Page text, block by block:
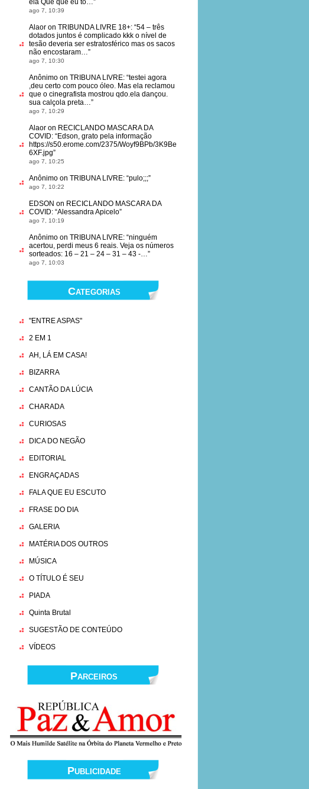
ela Que que eu tô…”
ago 7, 10:39
Alaor on TRIBUNDA LIVRE 18+: “54 – três
dotados juntos é complicado kkk o nível de
tesão deveria ser estratosférico mas os sacos
não encostaram…”
ago 7, 10:30
Anônimo on TRIBUNA LIVRE: “testei agora
,deu certo com pouco óleo. Mas ela reclamou
que o cinegrafista mostrou qdo.ela dançou.
sua calçola preta…”
ago 7, 10:29
Alaor on RECICLANDO MASCARA DA
COVID: “Edson, grato pela informação
https://s50.erome.com/2375/Woyf9BPb/3K9Be
6XF.jpg”
ago 7, 10:25
Anônimo on TRIBUNA LIVRE: “pulo;;;”
ago 7, 10:22
EDSON on RECICLANDO MASCARA DA
COVID: “Alessandra Apicelo”
ago 7, 10:19
Anônimo on TRIBUNA LIVRE: “ninguém
acertou, perdi meus 6 reais. Veja os números
sorteados: 16 – 21 – 24 – 31 – 43 -…”
ago 7, 10:03
Categorias
"ENTRE ASPAS"
2 EM 1
AH, LÁ EM CASA!
BIZARRA
CANTÃO DA LÚCIA
CHARADA
CURIOSAS
DICA DO NEGÃO
EDITORIAL
ENGRAÇADAS
FALA QUE EU ESCUTO
FRASE DO DIA
GALERIA
MATÉRIA DOS OUTROS
MÚSICA
O TÍTULO É SEU
PIADA
Quinta Brutal
SUGESTÃO DE CONTEÚDO
VÍDEOS
Parceiros
Publicidade